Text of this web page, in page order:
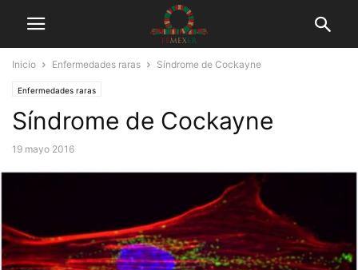
Inicio Enfermedades raras Síndrome de Cockayne
Enfermedades raras
Síndrome de Cockayne
19 mayo 2016